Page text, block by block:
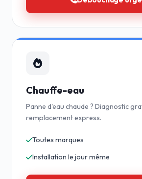
Chauffe-eau
Panne d'eau chaude ? Diagnostic
remplacement express.
Toutes marques
Installation le jour même